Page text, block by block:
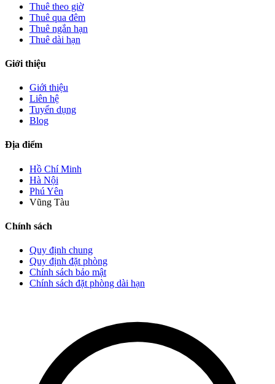
Thuê theo giờ
Thuê qua đêm
Thuê ngắn hạn
Thuê dài hạn
Giới thiệu
Giới thiệu
Liên hệ
Tuyển dụng
Blog
Địa điểm
Hồ Chí Minh
Hà Nội
Phú Yên
Vũng Tàu
Chính sách
Quy định chung
Quy định đặt phòng
Chính sách bảo mật
Chính sách đặt phòng dài hạn